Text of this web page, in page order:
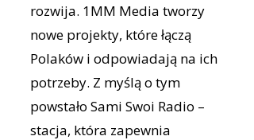
rozwija. 1MM Media tworzy
nowe projekty, które łączą
Polaków i odpowiadają na ich
potrzeby. Z myślą o tym
powstało Sami Swoi Radio –
stacja, która zapewnia